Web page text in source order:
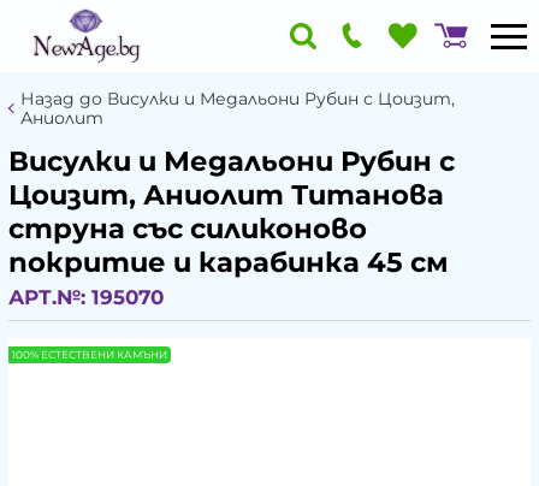
Назад до Висулки и Медальони Рубин с Цоизит,
Аниолит
Висулки и Медальони Рубин с
Цоизит, Аниолит Титанова
струна със силиконово
покритие и карабинка 45 см
АРТ.№: 195070
100% ЕСТЕСТВЕНИ КАМЪНИ